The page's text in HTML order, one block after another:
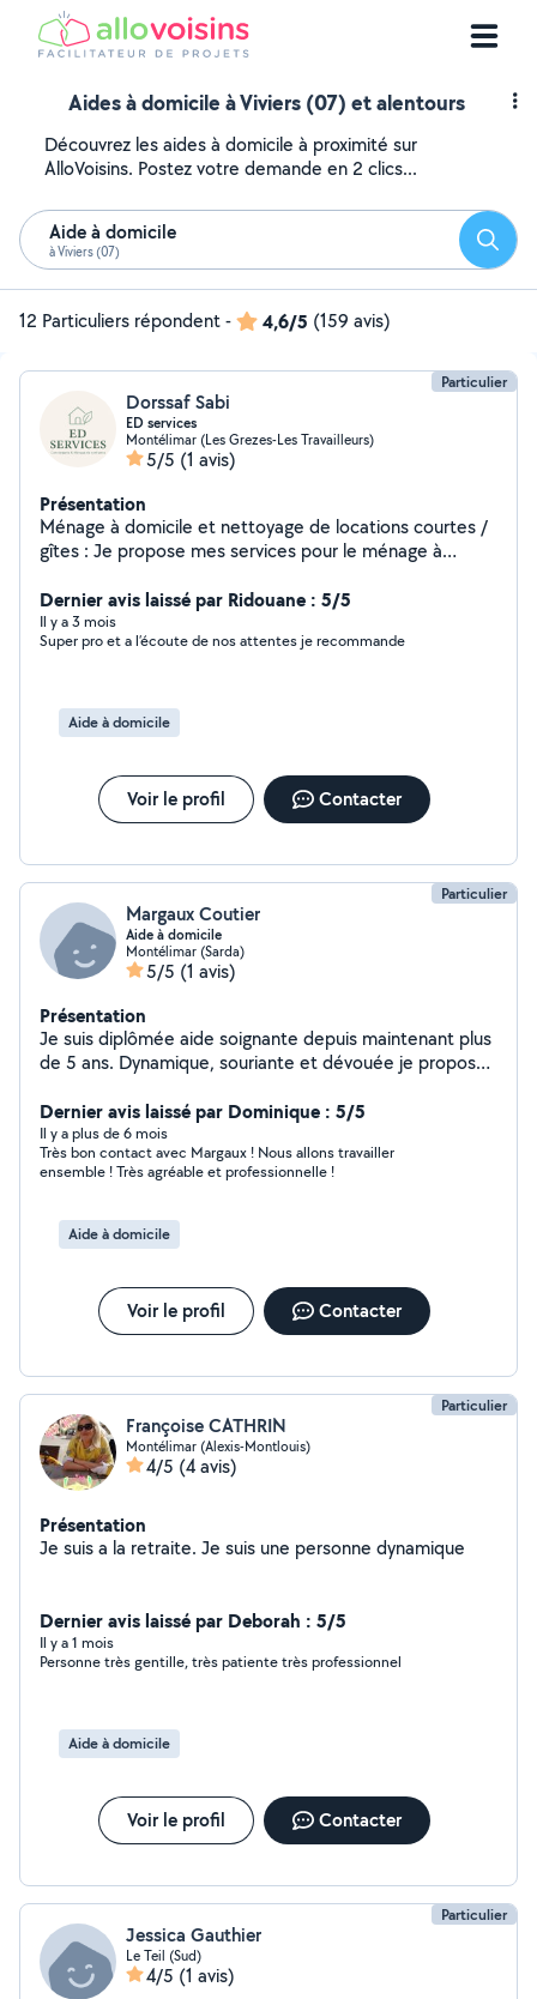
Aides à domicile à Viviers (07) et alentours
Découvrez les aides à domicile à proximité sur
AlloVoisins. Postez votre demande en 2 clics...
Aide à domicile
à Viviers (07)
12 Particuliers répondent- 4,6/5 (159 avis)
Particulier
Dorssaf Sabi
ED services
Montélimar (Les Grezes-Les Travailleurs)
5/5 (1 avis)
Présentation
Ménage à domicile et nettoyage de locations courtes /
gîtes : Je propose mes services pour le ménage à
durée (Airbnb, gîtes, etc.) ainsi que l'entretien régulier
ou ponctuel de votre maison. Sérieuse, organisée et
appliquée, j'ai un bac professionnel accompagnement
hygiène et respect des lieux. Je m'adapte à vos besoins
et vos horaires, pour un logement toujours propre et
Dernier avis laissé par Ridouane : 5/5
Il y a 3 mois
Super pro et a l’écoute de nos attentes je recommande
Aide à domicile
Voir le profil Contacter
Particulier
Margaux Coutier
Aide à domicile
Montélimar (Sarda)
5/5 (1 avis)
Présentation
Je suis diplômée aide soignante depuis maintenant plus
de 5 ans. Dynamique, souriante et dévouée je propose
à la toilette, change, habillage, levé, aide à la prise des
repas, accompagnement extérieur, compagnie,
courses) sur Montelimar et les alentours (10km autour).
Je fonctionne en CESU
Dernier avis laissé par Dominique : 5/5
Il y a plus de 6 mois
Très bon contact avec Margaux ! Nous allons travailler
ensemble ! Très agréable et professionnelle !
Aide à domicile
Voir le profil Contacter
Particulier
Françoise CATHRIN
Montélimar (Alexis-Montlouis)
4/5 (4 avis)
Présentation
Je suis a la retraite. Je suis une personne dynamique
Dernier avis laissé par Deborah : 5/5
Il y a 1 mois
Personne très gentille, très patiente très professionnel
Aide à domicile
Voir le profil Contacter
Particulier
Jessica Gauthier
Le Teil (Sud)
4/5 (1 avis)